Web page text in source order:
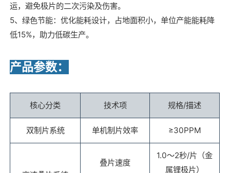
运，避免极片的二次污染及伤害。
5、绿色节能：优化能耗设计，占地面积小，单位产能能耗降
低15%，助力低碳生产。
产品参数：
核心分类 技术项 规格/描述
双制片系统 单机制片效率 ≥30PPM
叠片速度
1.0～2秒/片（金
属锂极片）